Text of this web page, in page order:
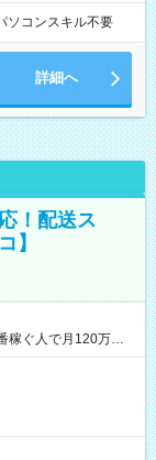
ソコンスキル不要
詳細へ
！配送ス
】
稼ぐ人で月120万ほ
個配達×25日勤務